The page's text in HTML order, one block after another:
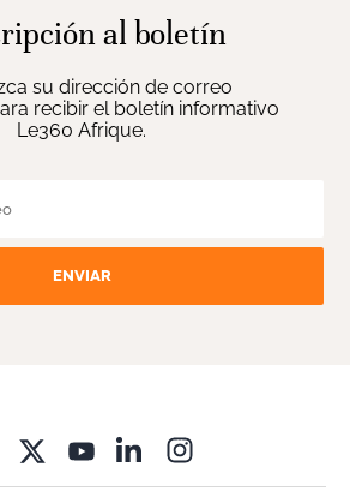
al boletín
su dirección de correo
recibir el boletín informativo
Le360 Afrique.
ENVIAR